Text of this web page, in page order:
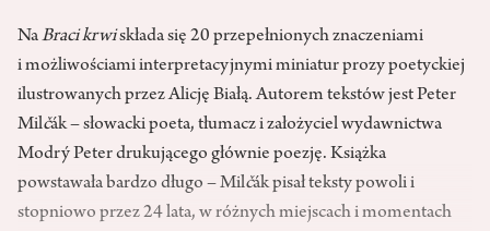
NaBraci krwiskłada się 20 przepełnionych znaczeniami
i możliwościami interpretacyjnymi miniatur prozy poetyckiej
ilustrowanych przez Alicję Białą. Autorem tekstów jest Peter
Milčák – słowacki poeta, tłumacz i założyciel wydawnictwa
Modrý Peter drukującego głównie poezję. Książka
powstawała bardzo długo – Milčák pisał teksty powoli i
stopniowo przez 24 lata, w różnych miejscach i momentach